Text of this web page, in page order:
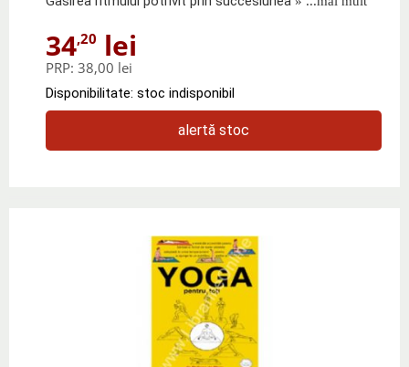
34,20 lei
PRP: 38,00 lei
Disponibilitate: stoc indisponibil
alertă stoc